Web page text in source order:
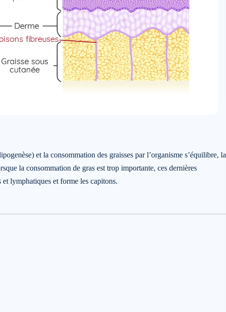
et la consommation des graisses par l’organisme s’équilibre, la
la consommation de gras est trop importante, ces dernières
lymphatiques et forme les capitons.